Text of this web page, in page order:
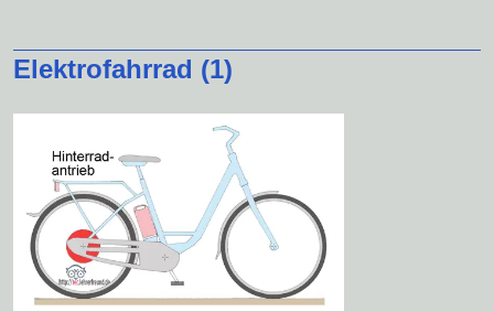
Elektrofahrrad (1)